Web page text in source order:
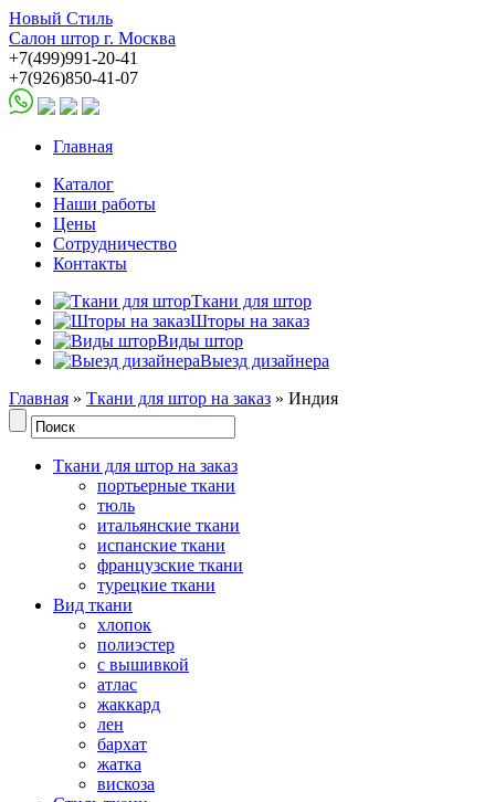
Новый Стиль
Салон штор г. Москва
+7(499)991-20-41
+7(926)850-41-07
Главная
Каталог
Наши работы
Цены
Сотрудничество
Контакты
Ткани для штор
Шторы на заказ
Виды штор
Выезд дизайнера
Главная » Ткани для штор на заказ » Индия
Ткани для штор на заказ
портьерные ткани
тюль
итальянские ткани
испанские ткани
французские ткани
турецкие ткани
Вид ткани
хлопок
полиэстер
с вышивкой
атлас
жаккард
лен
бархат
жатка
вискоза